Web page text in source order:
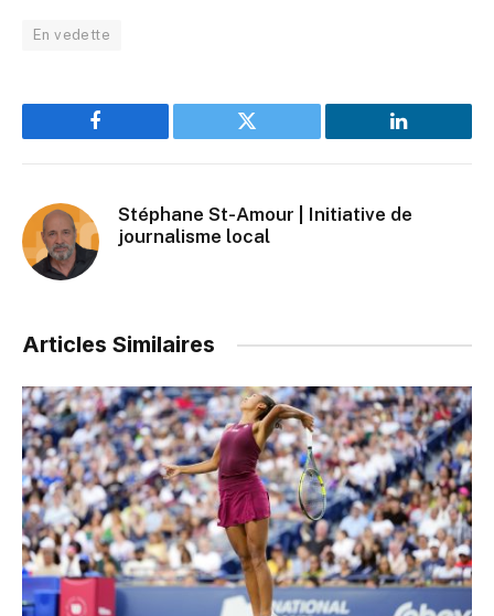
En vedette
Facebook Twitter LinkedIn
Stéphane St-Amour | Initiative de
journalisme local
Articles Similaires